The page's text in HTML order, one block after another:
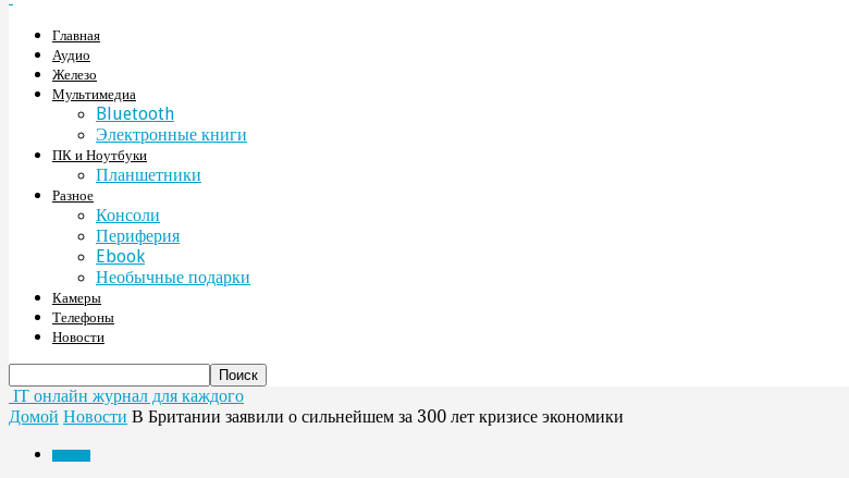
Главная
Аудио
Железо
Мультимедиа
Bluetooth
Электронные книги
ПК и Ноутбуки
Планшетники
Разное
Консоли
Периферия
Ebook
Необычные подарки
Камеры
Телефоны
Новости
IT онлайн журнал для каждого
Домой Новости В Британии заявили о сильнейшем за 300 лет кризисе экономики